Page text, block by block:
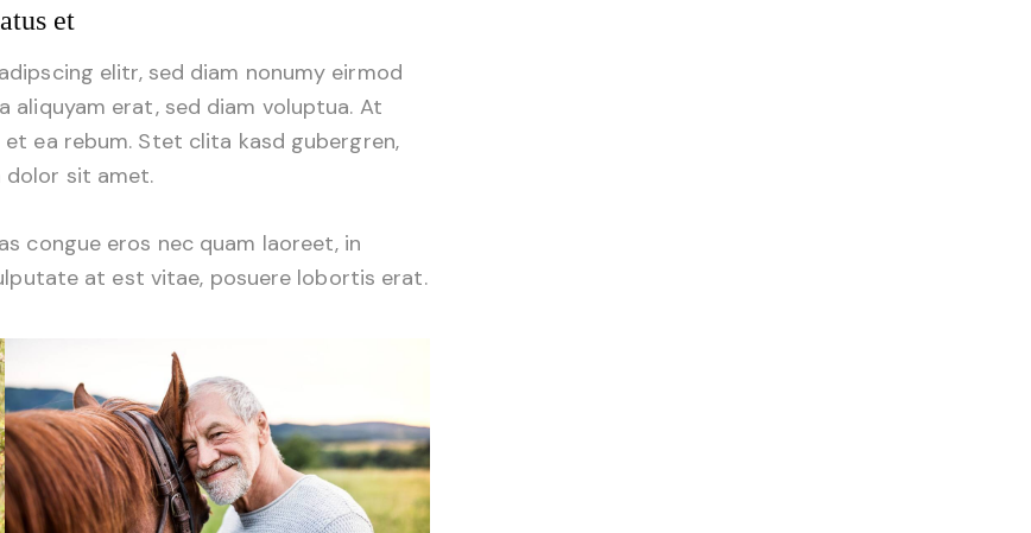
et
elitr, sed diam nonumy eirmod
erat, sed diam voluptua. At
ea rebum. Stet clita kasd gubergren,
dolor sit amet.
congue eros nec quam laoreet, in
at est vitae, posuere lobortis erat.